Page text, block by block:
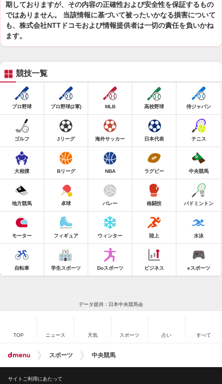
期しておりますが、その内容の正確性および安全性を保証するもの
ではありません。 当該情報に基づいて被ったいかなる損害について
も、株式会社NTTドコモおよび情報提供者は一切の責任を負いかね
ます。
競技一覧
プロ野球 プロ野球(2軍) MLB 高校野球 侍ジャパン
ゴルフ Jリーグ 海外サッカー 日本代表 テニス
大相撲 Bリーグ NBA ラグビー 中央競馬
地方競馬 卓球 バレー 格闘技 バドミントン
モーター フィギュア ウィンター 陸上 水泳
自転車 学生スポーツ Doスポーツ ビジネス eスポーツ
データ提供：日本中央競馬会
TOP ニュース 天気 スポーツ 占い すべて
スポーツ 中央競馬
サイトご利用にあたって